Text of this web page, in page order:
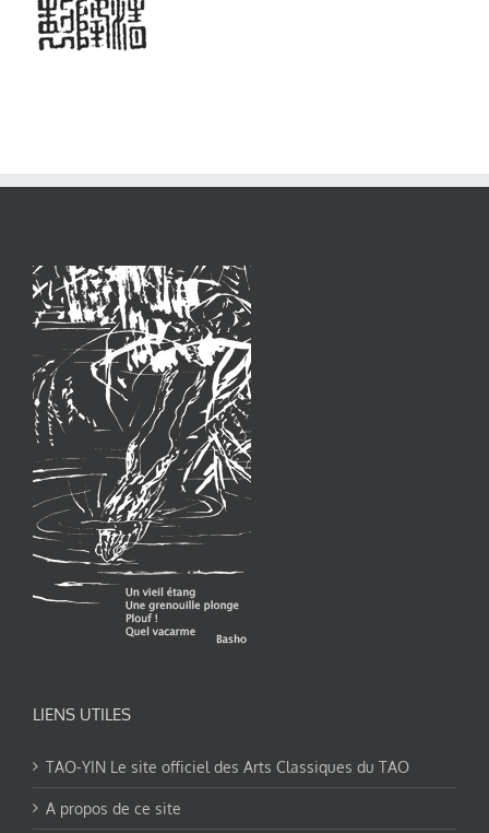
LIENS UTILES
TAO-YIN Le site officiel des Arts Classiques du TAO
A propos de ce site